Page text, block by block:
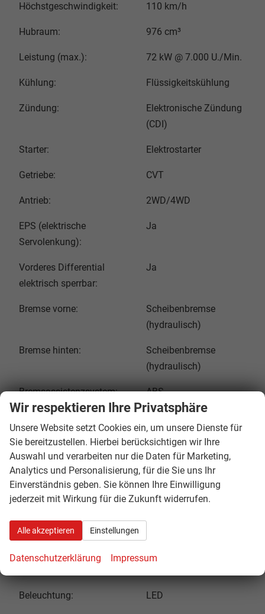
Höchstgeschwindigkeit: 110 km/h
Hubraum: 976 cm³
Leistung (max.): 72 kW @ 7.000 U./Min.
Kühlung: Flüssigkeitskühlung
Zündung:
Elektronische Zündung
(CDI)
Starter: Elektrostarter
Getriebe: CVT
Antrieb: 2WD/4WD
EPS (elektrische
Servolenkung):
Ja
Vorderes Differential
elektrisch sperrbar:
Ja
Bremse vorne:
Scheibenbremse
(hydraulisch)
Bremse hinten:
Scheibenbremse
(hydraulisch)
Bremsassistenzsystem: ABS
Feststellbremse:
Federung vorne: Gasdruck-Dämpfer
Federung hinten: Gasdruck-Dämpfer
Bereifung vorne: 27x9-14
Bereifung hinten: 27x11-14
Beleuchtung: LED
Wir respektieren Ihre Privatsphäre
Unsere Website setzt Cookies ein, um unsere Dienste für
Sie bereitzustellen. Hierbei berücksichtigen wir Ihre
Auswahl und verarbeiten nur die Daten für Marketing,
Analytics und Personalisierung, für die Sie uns Ihr
Einverständnis geben. Sie können Ihre Einwilligung
jederzeit mit Wirkung für die Zukunft widerrufen.
Alle akzeptieren Einstellungen
Datenschutzerklärung Impressum